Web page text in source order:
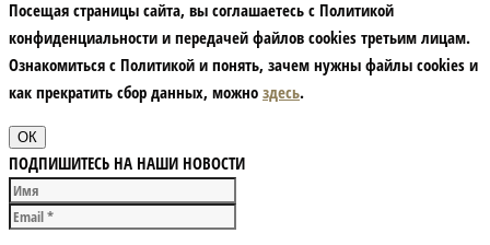
Посещая страницы сайта, вы соглашаетесь с Политикой
конфиденциальности и передачей файлов cookies третьим лицам.
Ознакомиться с Политикой и понять, зачем нужны файлы сookies и
как прекратить сбор данных, можно здесь.
ОК
ПОДПИШИТЕСЬ НА НАШИ НОВОСТИ